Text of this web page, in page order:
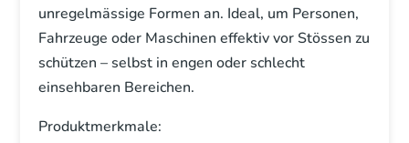
unregelmässige Formen an. Ideal, um Personen,
Fahrzeuge oder Maschinen effektiv vor Stössen zu
schützen – selbst in engen oder schlecht
einsehbaren Bereichen.
Produktmerkmale: